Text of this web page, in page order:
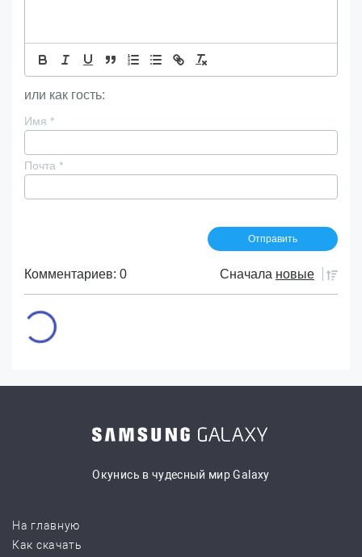
или как гость:
Имя *
Почта *
Комментариев: 0 Сначала новые
Окунись в чудесный мир Galaxy
На главную
Как скачать